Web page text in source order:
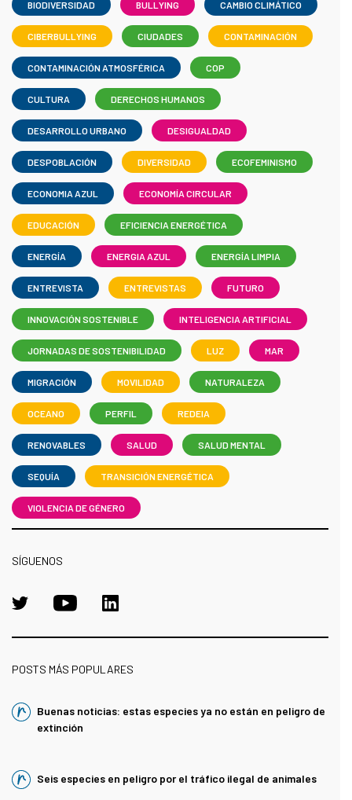
BIODIVERSIDAD BULLYING CAMBIO CLIMÁTICO
CIBERBULLYING CIUDADES CONTAMINACIÓN
CONTAMINACIÓN ATMOSFÉRICA COP
CULTURA DERECHOS HUMANOS
DESARROLLO URBANO DESIGUALDAD
DESPOBLACIÓN DIVERSIDAD ECOFEMINISMO
ECONOMIA AZUL ECONOMÍA CIRCULAR
EDUCACIÓN EFICIENCIA ENERGÉTICA
ENERGÍA ENERGIA AZUL ENERGÍA LIMPIA
ENTREVISTA ENTREVISTAS FUTURO
INNOVACIÓN SOSTENIBLE INTELIGENCIA ARTIFICIAL
JORNADAS DE SOSTENIBILIDAD LUZ MAR
MIGRACIÓN MOVILIDAD NATURALEZA
OCEANO PERFIL REDEIA
RENOVABLES SALUD SALUD MENTAL
SEQUÍA TRANSICIÓN ENERGÉTICA
VIOLENCIA DE GÉNERO
SÍGUENOS
POSTS MÁS POPULARES
Buenas noticias: estas especies ya no están en peligro de
extinción
Seis especies en peligro por el tráfico ilegal de animales